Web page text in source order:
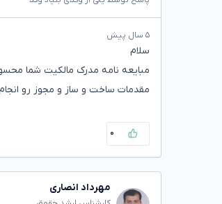
۵ سال پیش
سلام
مبایعه نامه مدرک مالکیت شما
مقدمات ساخت و ساز و مجوز رو
۰
مهرداد انصاری